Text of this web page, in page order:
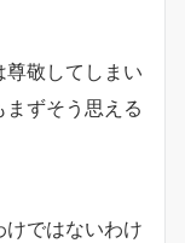
敬してしまい
ずそう思える
ではないわけ